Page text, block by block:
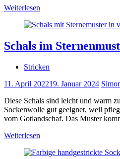
Weiterlesen
Schals im
Stricken
11. April 202219. Januar 2024
Diese Schals sind leicht und warm
Sockenwolle gut geeignet, weil
vom Gotlandschaf. Das Muster
Weiterlesen